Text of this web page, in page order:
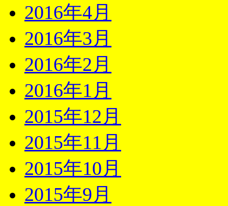
2016年4月
2016年3月
2016年2月
2016年1月
2015年12月
2015年11月
2015年10月
2015年9月